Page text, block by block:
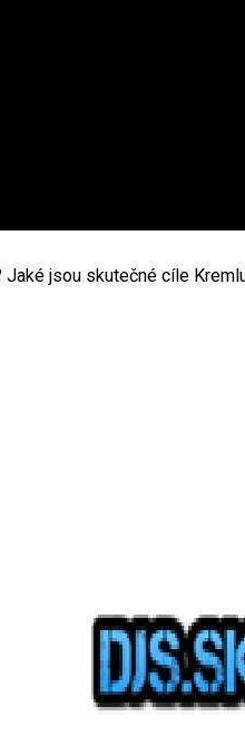
Jaké jsou skutečné cíle